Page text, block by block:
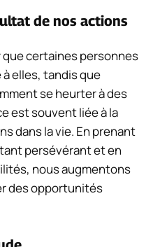
de nos actions
certaines personnes
elles, tandis que
se heurter à des
est souvent liée à la
dans la vie. En prenant
persévérant et en
nous augmentons
des opportunités